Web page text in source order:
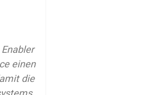
einen
die